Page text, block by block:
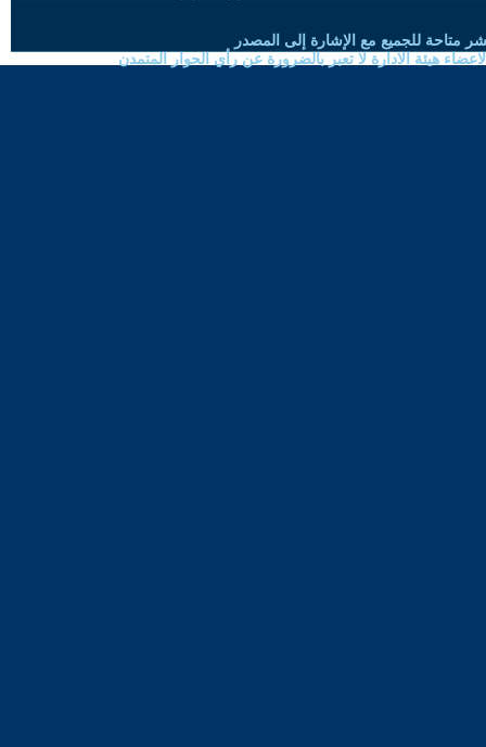
متاحة للجميع مع الإشارة إلى المصدر
هيئة الادارة لا تعبر بالضرورة عن رأي الحوار المتمدن